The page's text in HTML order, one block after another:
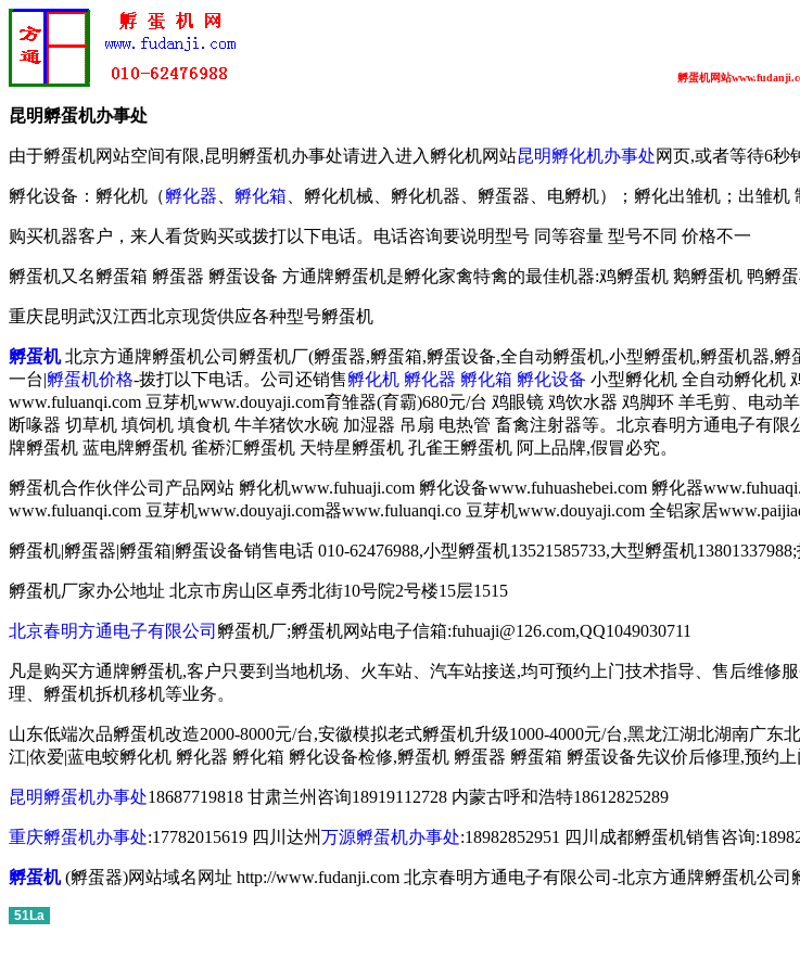
孵蛋机网站
昆明孵蛋机办事处
由于孵蛋机网站空间有限,昆明孵蛋机办事处请进入进入孵化机网站昆明孵化机办事处网页,或者等待6秒
孵化设备：孵化机（孵化器 孵化箱 、孵化机械、孵化机器、孵蛋器、电孵机）；孵化出雏机；出雏机
购买机器客户，来人看货购买或拨打以下电话。电话咨询要说明型号 同等容量 型号不同 价格不一
孵蛋机又名孵蛋箱 孵蛋器 孵蛋设备 方通牌孵蛋机是孵化家禽特禽的最佳机器:鸡孵蛋机 鹅孵蛋机 鸭孵
重庆昆明武汉江西北京现货供应各种型号孵蛋机
孵蛋机北京方通牌孵蛋机公司孵蛋机厂(孵蛋器,孵蛋箱,孵蛋设备,全自动孵蛋机,小型孵蛋机,孵蛋机器,孵
一台|孵蛋机价格-拨打以下电话。公司还销售孵化机 孵化器 孵化箱 孵化设备 小型孵化机 全自动孵化机
www.fuluanqi.com 豆芽机www.douyaji.com育雏器(育霸)680元/台 鸡眼镜 鸡饮水器 鸡脚环 羊毛剪、电
断喙器 切草机 填饲机 填食机 牛羊猪饮水碗 加湿器 吊扇 电热管 畜禽注射器等。北京春明方通电子有
牌孵蛋机 蓝电牌孵蛋机 雀桥汇孵蛋机 天特星孵蛋机 孔雀王孵蛋机 阿上品牌,假冒必究。
孵蛋机合作伙伴公司产品网站 孵化机www.fuhuaji.com 孵化设备www.fuhuashebei.com 孵化器
www.fuluanqi.com 豆芽机www.douyaji.com器www.fuluanqi.co 豆芽机www.douyaji.com 全铝家居
孵蛋机|孵蛋器|孵蛋箱|孵蛋设备销售电话 010-62476988,小型孵蛋机13521585733,大型孵蛋机
孵蛋机厂家办公地址 北京市房山区卓秀北街10号院2号楼15层1515
北京春明方通电子有限公司 孵蛋机厂;孵蛋机网站电子信箱:fuhuaji@126.com,QQ1049030711
凡是购买方通牌孵蛋机,客户只要到当地机场、火车站、汽车站接送,均可预约上门技术指导、售后维
理、孵蛋机拆机移机等业务。
山东低端次品孵蛋机改造2000-8000元/台,安徽模拟老式孵蛋机升级1000-4000元/台,黑龙江湖北湖南广
江|依爱|蓝电蛟孵化机 孵化器 孵化箱 孵化设备检修,孵蛋机 孵蛋器 孵蛋箱 孵蛋设备先议价后修理,预约上
昆明孵蛋机办事处18687719818 甘肃兰州咨询18919112728 内蒙古呼和浩特18612825289
重庆孵蛋机办事处:17782015619 四川达州万源孵蛋机办事处:18982852951 四川成都孵蛋机销售咨询
孵蛋机(孵蛋器)网站域名网址 http://www.fudanji.com 北京春明方通电子有限公司-北京方通牌孵蛋机公
51La